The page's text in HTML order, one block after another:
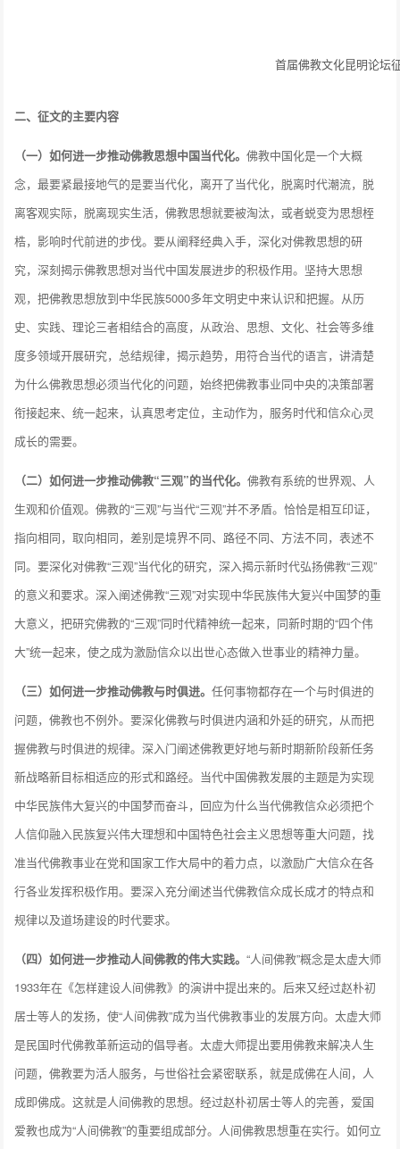
首届佛教文化昆明论坛
二、征文的主要内容
（一）如何进一步推动佛教思想中国当代化。佛教中国化是一个大概
念，最要紧最接地气的是要当代化，离开了当代化，脱离时代潮流，脱
离客观实际，脱离现实生活，佛教思想就要被淘汰，或者蜕变为思想桎
梏，影响时代前进的步伐。要从阐释经典入手，深化对佛教思想的研
究，深刻揭示佛教思想对当代中国发展进步的积极作用。坚持大思想
观，把佛教思想放到中华民族5000多年文明史中来认识和把握。从历
史、实践、理论三者相结合的高度，从政治、思想、文化、社会等多维
度多领域开展研究，总结规律，揭示趋势，用符合当代的语言，讲清楚
为什么佛教思想必须当代化的问题，始终把佛教事业同中央的决策部署
衔接起来、统一起来，认真思考定位，主动作为，服务时代和信众心灵
成长的需要。
（二）如何进一步推动佛教“三观”的当代化。佛教有系统的世界观、人
生观和价值观。佛教的“三观”与当代“三观”并不矛盾。恰恰是相互印证，
指向相同，取向相同，差别是境界不同、路径不同、方法不同，表述不
同。要深化对佛教“三观”当代化的研究，深入揭示新时代弘扬佛教“三观”
的意义和要求。深入阐述佛教“三观”对实现中华民族伟大复兴中国梦的重
大意义，把研究佛教的“三观”同时代精神统一起来，同新时期的“四个伟
大”统一起来，使之成为激励信众以出世心态做入世事业的精神力量。
（三）如何进一步推动佛教与时俱进。任何事物都存在一个与时俱进的
问题，佛教也不例外。要深化佛教与时俱进内涵和外延的研究，从而把
握佛教与时俱进的规律。深入门阐述佛教更好地与新时期新阶段新任务
新战略新目标相适应的形式和路经。当代中国佛教发展的主题是为实现
中华民族伟大复兴的中国梦而奋斗，回应为什么当代佛教信众必须把个
人信仰融入民族复兴伟大理想和中国特色社会主义思想等重大问题，找
准当代佛教事业在党和国家工作大局中的着力点，以激励广大信众在各
行各业发挥积极作用。要深入充分阐述当代佛教信众成长成才的特点和
规律以及道场建设的时代要求。
（四）如何进一步推动人间佛教的伟大实践。“人间佛教”概念是太虚大师
1933年在《怎样建设人间佛教》的演讲中提出来的。后来又经过赵朴初
居士等人的发扬，使“人间佛教”成为当代佛教事业的发展方向。太虚大师
是民国时代佛教革新运动的倡导者。太虚大师提出要用佛教来解决人生
问题，佛教要为活人服务，与世俗社会紧密联系，就是成佛在人间，人
成即佛成。这就是人间佛教的思想。经过赵朴初居士等人的完善，爱国
爱教也成为“人间佛教”的重要组成部分。人间佛教思想重在实行。如何立